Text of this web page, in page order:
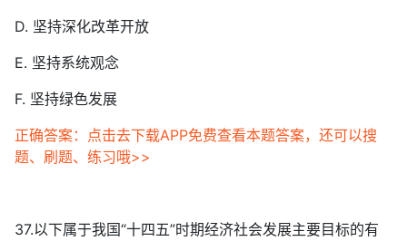
D. 坚持深化改革开放
E. 坚持系统观念
F. 坚持绿色发展
正确答案：点击去下载APP免费查看本题答案，还可以搜
题、刷题、练习哦>>
37.以下属于我国“十四五”时期经济社会发展主要目标的有